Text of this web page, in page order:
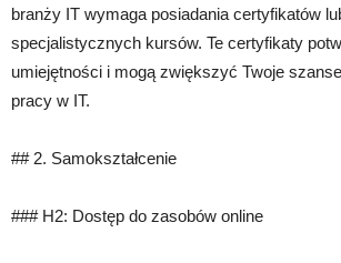
branży IT wymaga posiadania certyfikatów
specjalistycznych kursów. Te certyfikaty
umiejętności i mogą zwiększyć Twoje
pracy w IT.
## 2. Samokształcenie
### H2: Dostęp do zasobów online